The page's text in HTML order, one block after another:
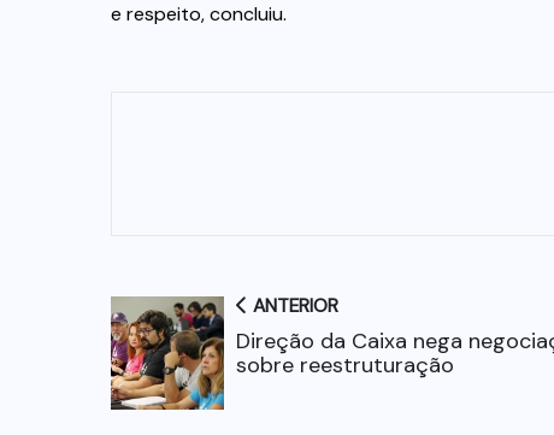
e respeito, concluiu.
ANTERIOR
Direção da Caixa nega
sobre reestruturação